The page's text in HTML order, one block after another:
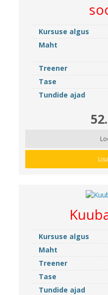
Kursuse algus
Maht
Treener
Tase
Tundide ajad
Kursuse algus
Maht
Treener
Tase
Tundide ajad